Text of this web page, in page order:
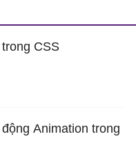
CSS
Animation trong